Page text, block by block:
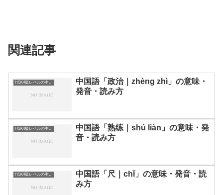
関連記事
中国語「政治｜zhèng zhì」の意味・
発音・読み方
中国語「熟练｜shú liàn」の意味・発
音・読み方
HSK4級レベルの中国語
中国語「尺｜chǐ」の意味・発音・読
み方